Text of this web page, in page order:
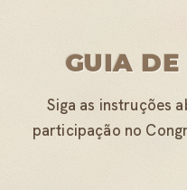
GUIA DE
Siga as instruções
participação no